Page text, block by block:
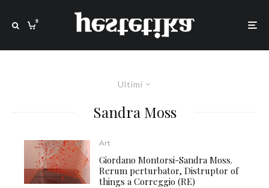
0
Ultimi
Sandra Moss
Art
Giordano Montorsi-Sandra Moss.
Rerum perturbator, Distruptor of
things a Correggio (RE)